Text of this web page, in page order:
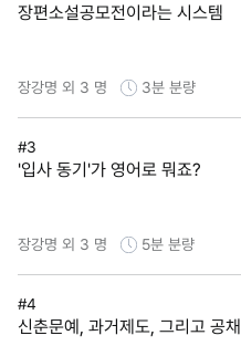
장편소설공모전이라는 시스템
장강명 외 3 명 3분 분량
#3
'입사 동기'가 영어로 뭐죠?
장강명 외 3 명 5분 분량
#4
신춘문예, 과거제도, 그리고 공채